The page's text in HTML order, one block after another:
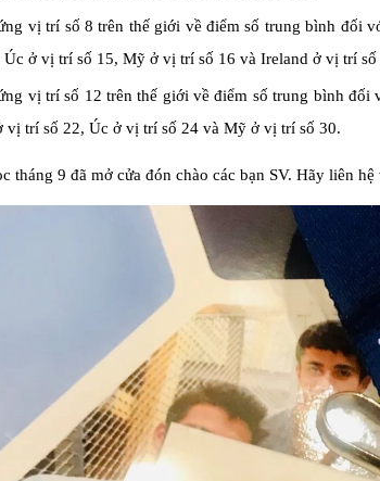
vị trí số 8 trên thế giới về điểm số trung bình đối
ở vị trí số 15, Mỹ ở vị trí số 16 và Ireland ở vị trí số
vị trí số 12 trên thế giới về điểm số trung bình
vị trí số 22, Úc ở vị trí số 24 và Mỹ ở vị trí số 30.
tháng 9 đã mở cửa đón chào các bạn SV. Hãy liên